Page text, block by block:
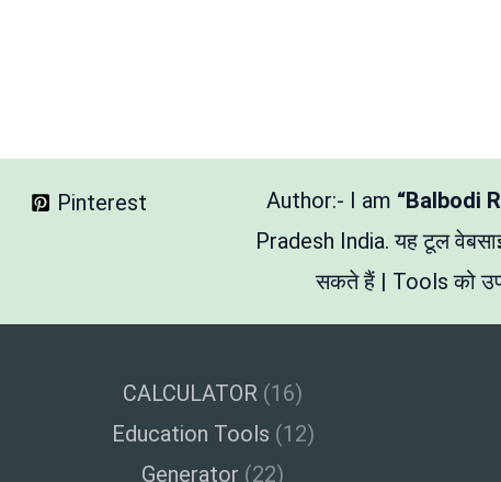
Pinterest Author:- I am “Balbodi
Pradesh India. यह टूल
सकते हैं | Tools को
CALCULATOR (16)
Education Tools (12)
Generator (22)